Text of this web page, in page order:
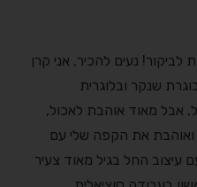
נעים להכיר, אני קרן
פנים (מ-2009), בוגרת שנקר ובלוגרית
לבשל, אבל מאוד אוהבת לאכול,
ואוהבת את הקפה שלי עם
עיצוב החל בגיל מאוד צעיר